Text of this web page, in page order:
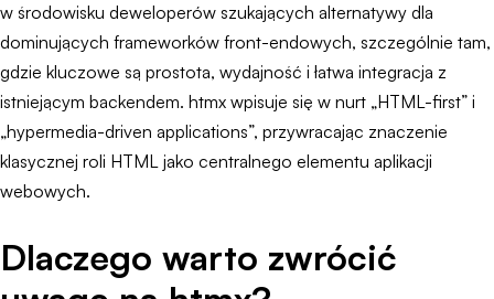
w środowisku deweloperów szukających alternatywy dla
dominujących frameworków front-endowych, szczególnie tam,
gdzie kluczowe są prostota, wydajność i łatwa integracja z
istniejącym backendem. htmx wpisuje się w nurt „HTML-first” i
„hypermedia-driven applications”, przywracając znaczenie
klasycznej roli HTML jako centralnego elementu aplikacji
webowych.
Dlaczego warto zwrócić